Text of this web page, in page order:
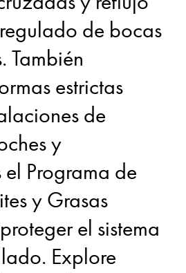
de bocas
También
estrictas
de
y
Programa de
y Grasas
el sistema
Explore